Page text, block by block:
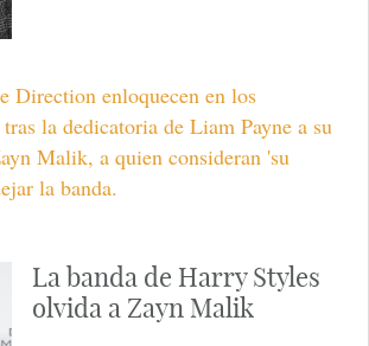
Direction enloquecen en los
la dedicatoria de Liam Payne a su
Malik, a quien consideran 'su
la banda.
La banda de Harry Styles
olvida a Zayn Malik